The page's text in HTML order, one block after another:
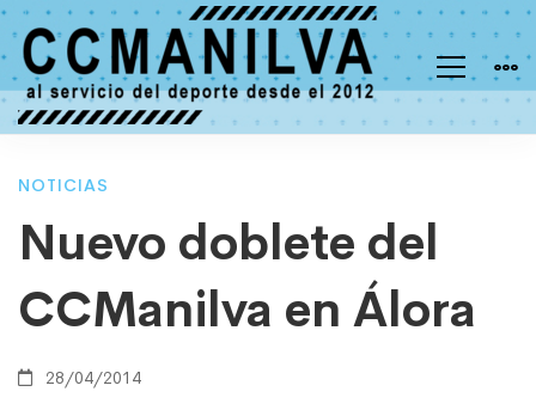
Nuevo
doblete
del
NOTICIAS
Nuevo doblete del
CCManilva en Álora
28/04/2014